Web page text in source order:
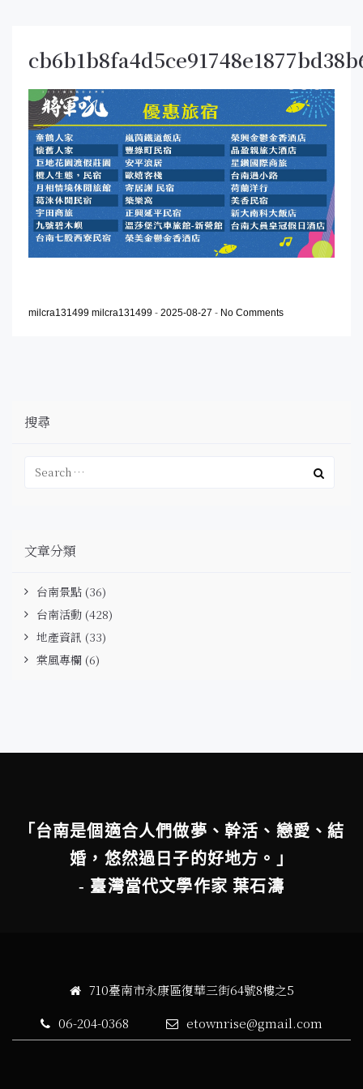
milcra131499 milcra131499 - 2025-08-27 - No Comments
搜尋
文章分類
台南景點 (36)
台南活動 (428)
地產資訊 (33)
棠風專欄 (6)
「台南是個適合人們做夢、幹活、戀愛、結
婚，悠然過日子的好地方。」
- 臺灣當代文學作家 葉石濤
710臺南市永康區復華三街64號8樓之5
06-204-0368
etownrise@gmail.com